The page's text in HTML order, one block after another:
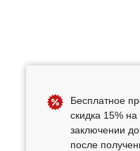
Бесплатное
скидка 15%
заключении
после